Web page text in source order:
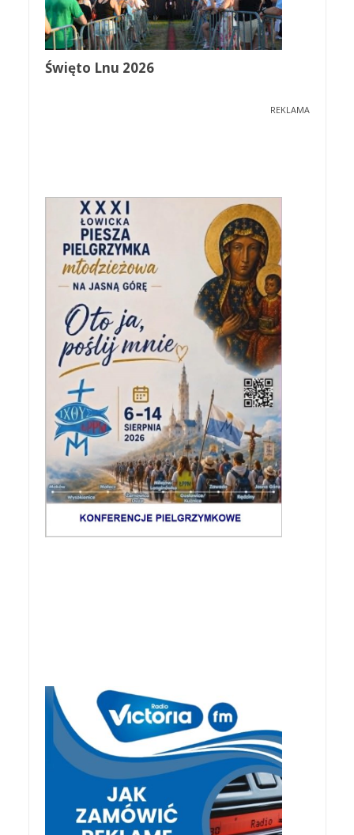
Święto Lnu 2026
REKLAMA